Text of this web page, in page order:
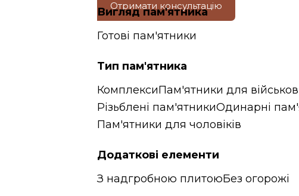
Отримати консультацію
Вигляд пам'ятника
Готові пам'ятники
Тип пам'ятника
КомплексиПам'ятники для
Різьблені пам'ятникиОдинарні
Пам'ятники для чоловіків
Додаткові елементи
З надгробною плитоюБез огорожі